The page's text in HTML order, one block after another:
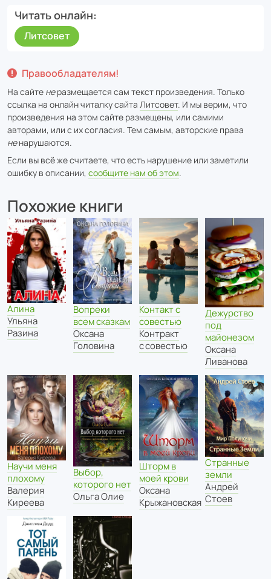
Читать онлайн
Литсовет
Правообладателям!
На сайте неразмещается сам текст произведения. Только
ссылка на онлайн читалку сайта Литсовет. И мы верим, что
произведения на этом сайте размещены, или самими
авторами, или с их согласия. Тем самым, авторские права
ненарушаются.
Если вы всё же считаете, что есть нарушение или заметили
ошибку в описании, сообщите нам об этом.
Похожие книги
Алина
Ульяна
Разина
Вопреки
всем сказкам
Оксана
Головина
Контакт с
совестью
Контракт
с совестью
Дежурство
под
майонезом
Оксана
Ливанова
Научи меня
плохому
Валерия
Киреева
Выбор,
которого нет
Ольга Олие
Шторм в
моей крови
Оксана
Крыжановская
Странные
земли
Андрей
Стоев